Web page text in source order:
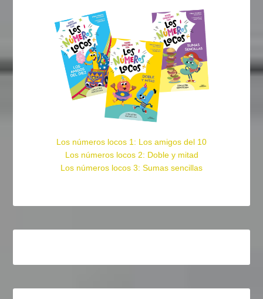
Los números locos 1: Los amigos del 10
Los números locos 2: Doble y mitad
Los números locos 3: Sumas sencillas